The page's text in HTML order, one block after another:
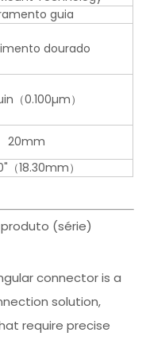
guia
dourado
（0.100µm）
20mm
（18.30mm）
produto (série)
connector is a
solution,
require precise